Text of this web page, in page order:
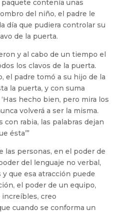
contenía unas
del niño, el padre le
día que pudiera controlar su
de la puerta.
y al cabo de un tiempo el
los clavos de la puerta.
el padre tomó a su hijo de la
la puerta, y con suma
hecho bien, pero mira los
volverá a ser la misma.
con rabia, las palabras dejan
ésta’”
las personas, en el poder de
del lenguaje no verbal,
que esa atracción puede
el poder de un equipo,
increíbles, creo
cuando se conforma un